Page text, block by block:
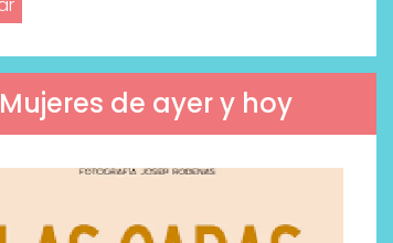
Mujeres de ayer y hoy